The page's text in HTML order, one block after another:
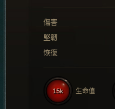
傷害
堅韌
恢復
15k 生命值